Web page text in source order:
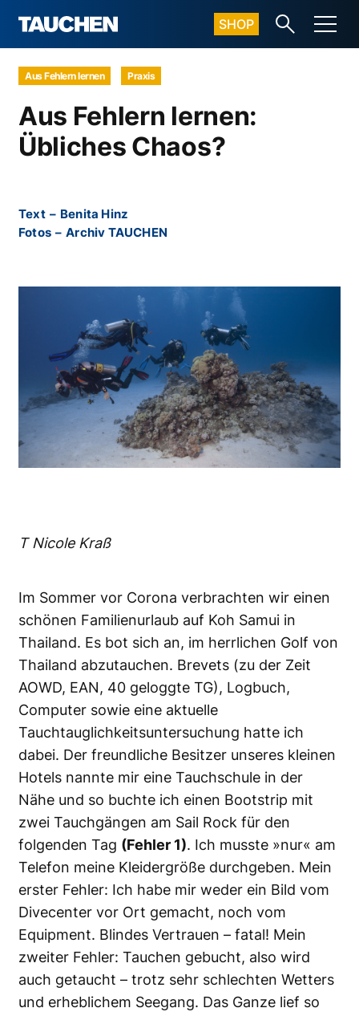
SHOP
Aus Fehlern lernen Praxis
Aus Fehlern lernen:
Übliches Chaos?
Text – Benita Hinz
Fotos – Archiv TAUCHEN
T Nicole Kraß
Im Sommer vor Corona verbrachten wir einen
schönen Familienurlaub auf Koh Samui in
Thailand. Es bot sich an, im herrlichen Golf von
Thailand abzutauchen. Brevets (zu der Zeit
AOWD, EAN, 40 geloggte TG), Logbuch,
Computer sowie eine aktuelle
Tauchtauglichkeitsuntersuchung hatte ich
dabei. Der freundliche Besitzer unseres kleinen
Hotels nannte mir eine Tauchschule in der
Nähe und so buchte ich einen Bootstrip mit
zwei Tauchgängen am Sail Rock für den
folgenden Tag (Fehler 1). Ich musste »nur« am
Telefon meine Kleidergröße durchgeben. Mein
erster Fehler: Ich habe mir weder ein Bild vom
Divecenter vor Ort gemacht, noch vom
Equipment. Blindes Vertrauen – fatal! Mein
zweiter Fehler: Tauchen gebucht, also wird
auch getaucht – trotz sehr schlechten Wetters
und erheblichem Seegang. Das Ganze lief so